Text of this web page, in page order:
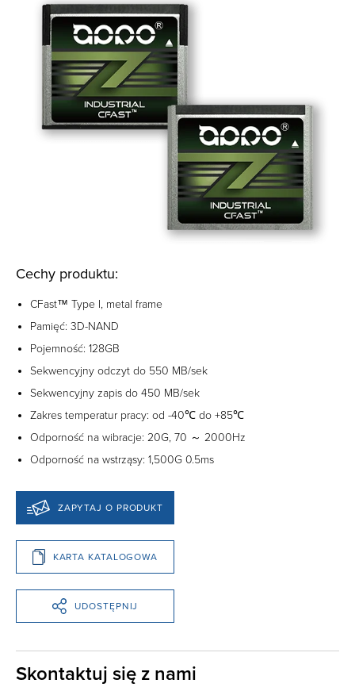
Cechy produktu:
CFast™ Type I, metal frame
Pamięć: 3D-NAND
Pojemność: 128GB
Sekwencyjny odczyt do 550 MB/sek
Sekwencyjny zapis do 450 MB/sek
Zakres temperatur pracy: od -40℃ do +85℃
Odporność na wibracje: 20G, 70 ～ 2000Hz
Odporność na wstrząsy: 1,500G 0.5ms
ZAPYTAJ O PRODUKT
KARTA KATALOGOWA
UDOSTĘPNIJ
Skontaktuj się z nami